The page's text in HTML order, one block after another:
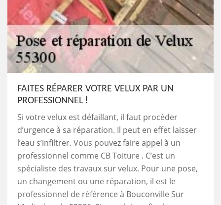
FAITES RÉPARER VOTRE VELUX PAR UN
PROFESSIONNEL !
Si votre velux est défaillant, il faut procéder
d’urgence à sa réparation. Il peut en effet laisser
l’eau s’infiltrer. Vous pouvez faire appel à un
professionnel comme CB Toiture . C’est un
spécialiste des travaux sur velux. Pour une pose,
un changement ou une réparation, il est le
professionnel de référence à Bouconville Sur